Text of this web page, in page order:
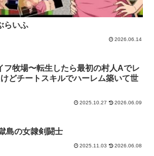
らいふ
2026.06.14
フ牧場〜転生したら最初の村人Aでレ
どチートスキルでハーレム築いて世
2025.10.27 2026.06.09
島の女隷剣闘士
2025.11.03 2026.06.08